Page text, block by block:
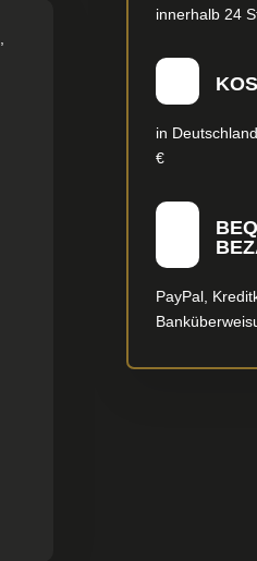
innerhalb 24
in
€
PayPal,